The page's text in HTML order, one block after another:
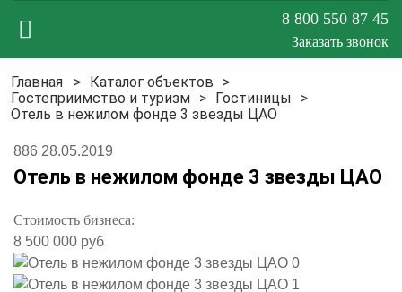
Меню
сайта
8 800 550 87 45
Заказать звонок
Каталог объектов
Гостеприимство и туризм
Гостиницы
Отель в нежилом фонде 3 звезды ЦАО
886 28.05.2019
Отель в нежилом фонде 3 звезды ЦАО
Стоимость бизнеса:
8 500 000 руб